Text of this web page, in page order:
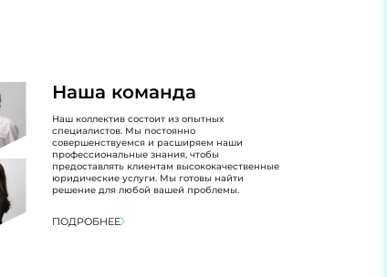
Наша команда
Наш коллектив состоит из опытных
специалистов. Мы постоянно
совершенствуемся и расширяем наши
профессиональные знания, чтобы
предоставлять клиентам высококачественные
юридические услуги. Мы готовы найти
решение для любой вашей проблемы.
ПОДРОБНЕЕ